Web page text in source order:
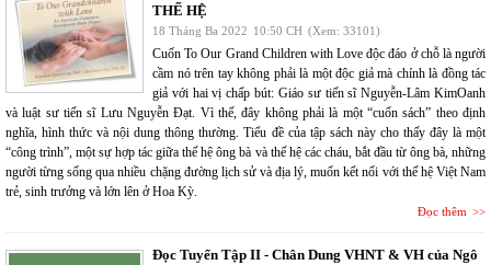
THẾ HỆ
18 Tháng Ba 2022 10:50 CH (Xem: 33101)
Cuốn To Our Grand Children with Love độc đáo ở chỗ là người
cầm nó trên tay không phải là một độc giả mà chính là đồng tác
giả với hai vị chấp bút: Giáo sư tiến sĩ Nguyễn-Lâm KimOanh
và luật sư tiến sĩ Lưu Nguyễn Đạt. Vì thế, đây không phải là một “cuốn sách” theo định
nghĩa, hình thức và nội dung thông thường. Tiểu đề của tập sách này cho thấy đây là một
“công trình”, một sự hợp tác giữa thế hệ ông bà và thế hệ các cháu, bắt đầu từ ông bà, những
người từng sống qua nhiều chặng đường lịch sử và địa lý, muốn kết nối với thế hệ Việt Nam
trẻ, sinh trưởng và lớn lên ở Hoa Kỳ.
Đọc thêm
Đọc Tuyển Tập II - Chân Dung VHNT & VH của Ngô